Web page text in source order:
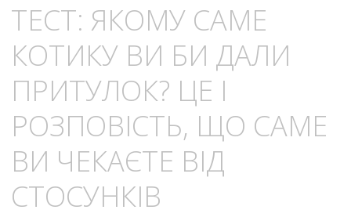
ТЕСТ: ЯКОМУ САМЕ
КОТИКУ ВИ БИ ДАЛИ
ПРИТУЛОК? ЦЕ І
РОЗПОВІСТЬ, ЩО САМЕ
ВИ ЧЕКАЄТЕ ВІД
СТОСУНКІВ